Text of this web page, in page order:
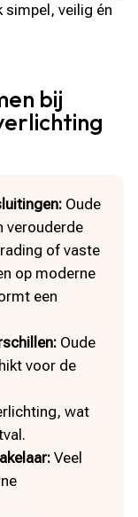
simpel, veilig én
bij
Oude
verouderde
of vaste
op moderne
een
Oude
voor de
wat
Veel